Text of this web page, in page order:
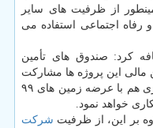
از ظرفیت های سایر
رفاه اجتماعی استفاده می
كرد: صندوق های تأمین
مالی این پروژه ها مشاركت
دارند؛ ضمن اینكه وزارت راه و شهرسازی هم با عرضه زمین های ۹۹
خواهد نمود.
بر این، از ظرفیت شركت